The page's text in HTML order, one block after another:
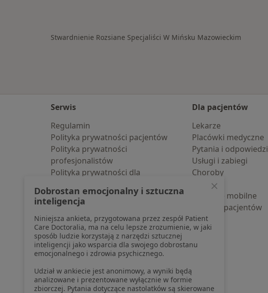
Stwardnienie Rozsiane Specjaliści W Mińsku Mazowieckim
Serwis
Regulamin
Polityka prywatności pacjentów
Polityka prywatności
profesjonalistów
Polityka prywatności dla
pozyskaliśmy samodzielnie
Polityka cookies
Jak działają wyniki wyszukiwania
Dostępność
O nas
Praca Rekrutujemy!
Partnerzy
Centrum prasowe
Kontakt
Dla pacjentów
Lekarze
Placówki medyczne
Pytania i odpowiedzi
Usługi i zabiegi
Choroby
Pomoc
Aplikacje mobilne
Blog dla pacjentów
Dobrostan emocjonalny i sztuczna
inteligencja
Niniejsza ankieta, przygotowana przez zespół Patient
Care Doctoralia, ma na celu lepsze zrozumienie, w jaki
sposób ludzie korzystają z narzędzi sztucznej
inteligencji jako wsparcia dla swojego dobrostanu
emocjonalnego i zdrowia psychicznego.
Udział w ankiecie jest anonimowy, a wyniki będą
analizowane i prezentowane wyłącznie w formie
zbiorczej. Pytania dotyczące nastolatków są skierowane